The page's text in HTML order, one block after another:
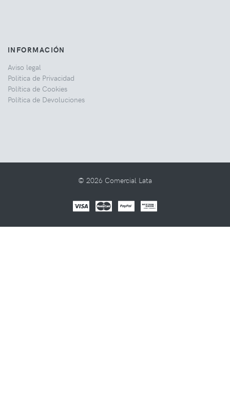
INFORMACIÓN
Aviso legal
Politica de Privacidad
Política de Cookies
Política de Devoluciones
© 2026 Comercial Lata